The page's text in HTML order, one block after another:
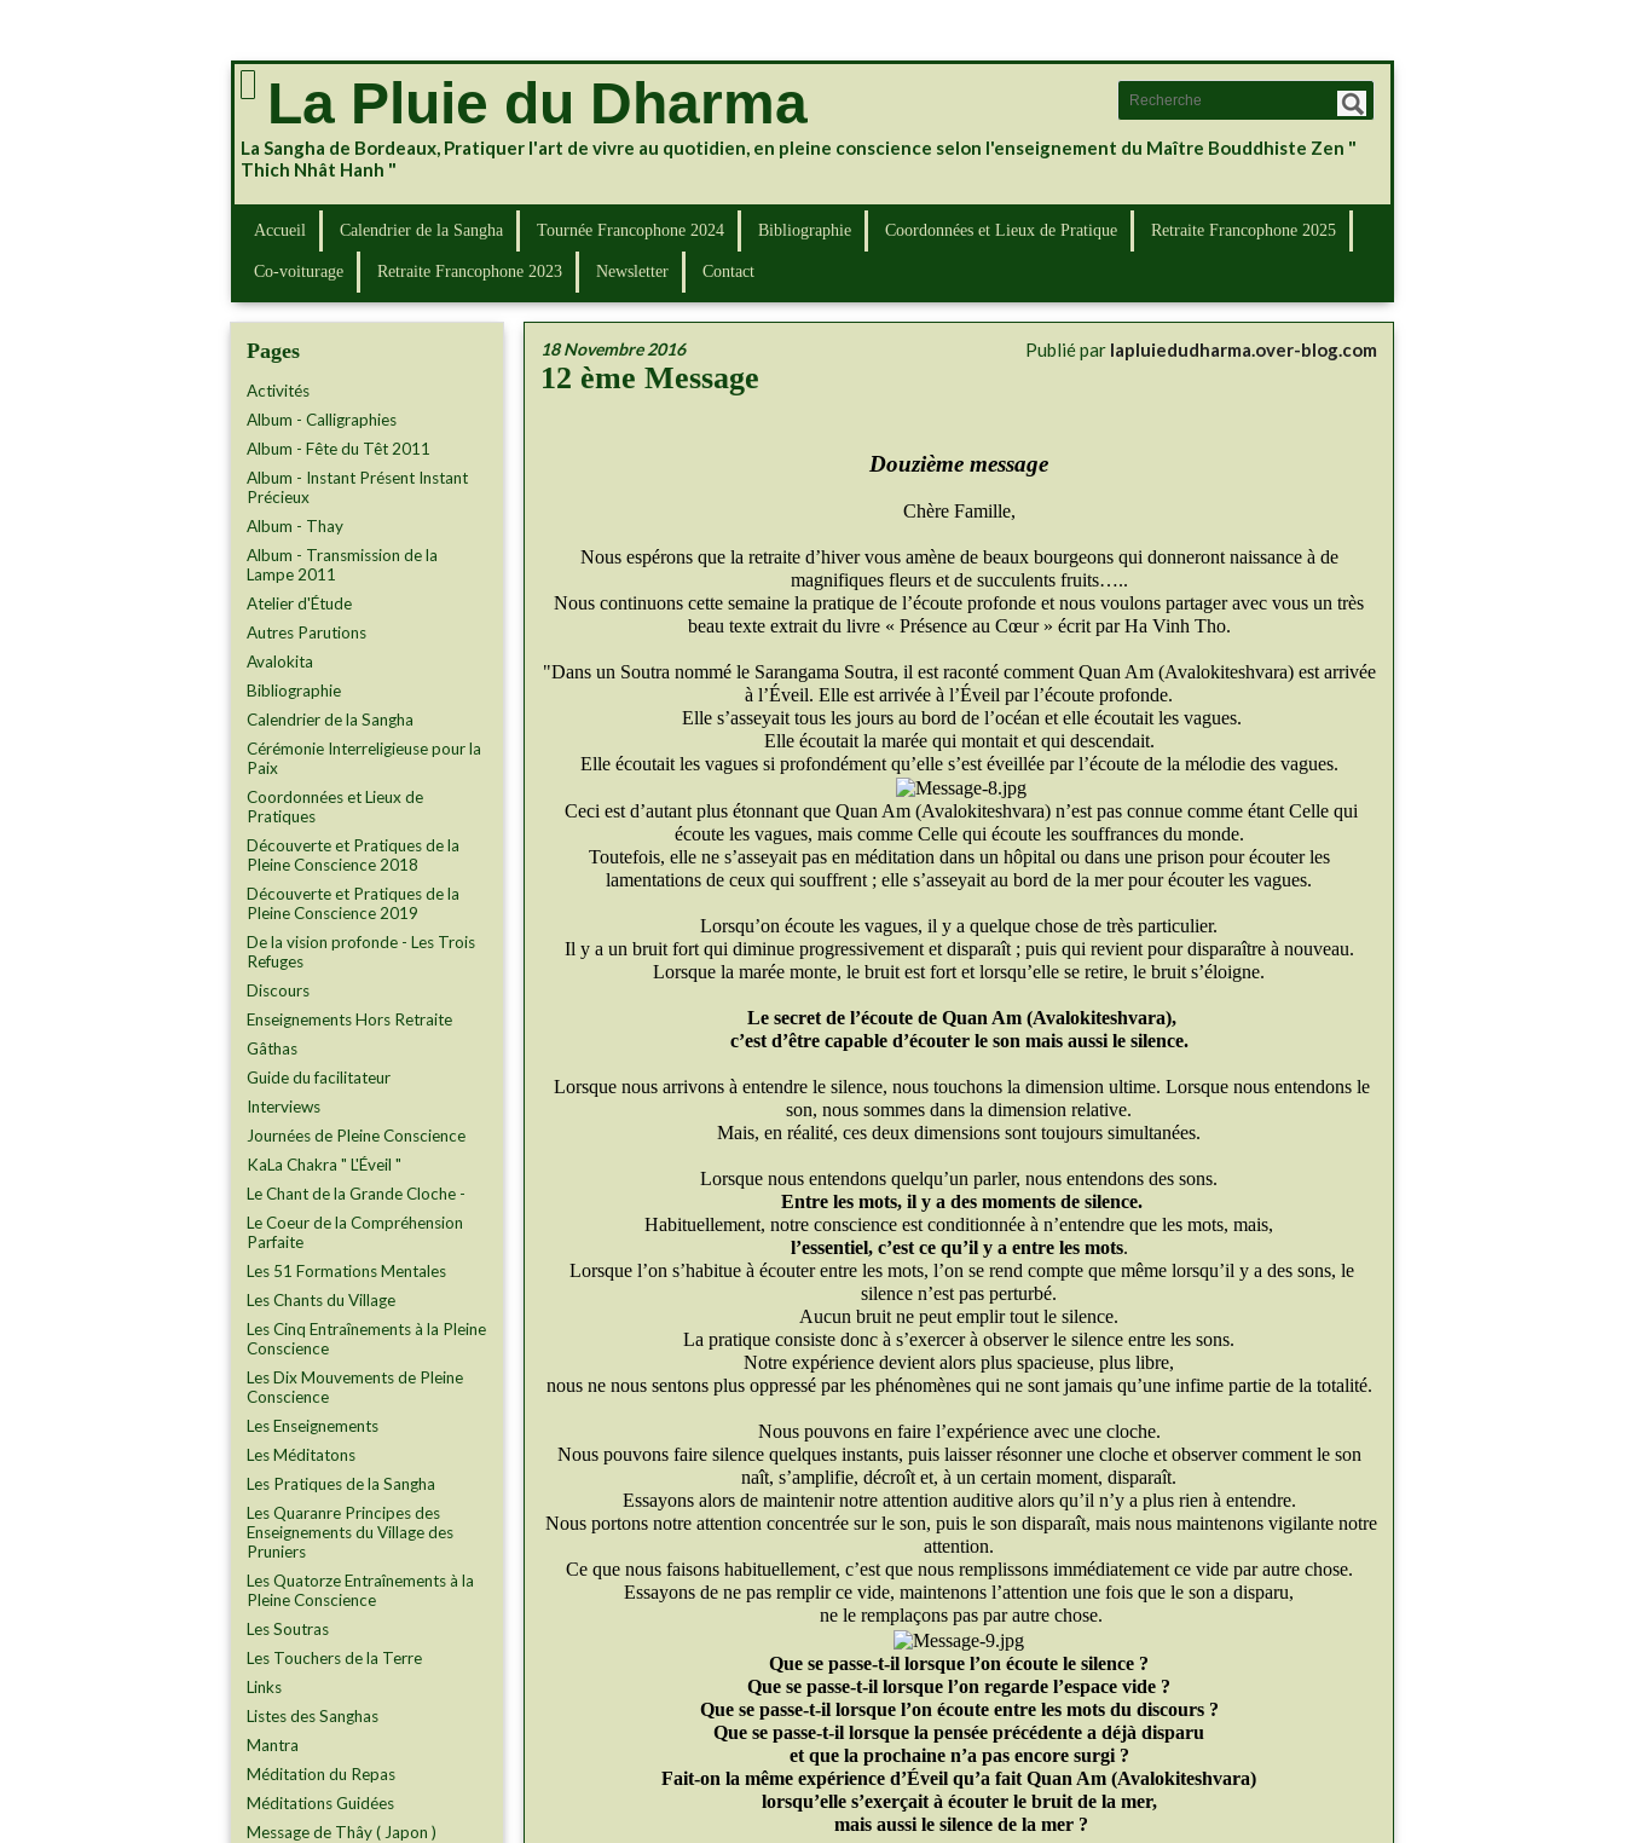
La Pluie du Dharma
La Sangha de Bordeaux, Pratiquer l'art de vivre au quotidien, en pleine conscience selon l'enseignement du Maître Bouddhiste Zen "
Thich Nhât Hanh "
Accueil Calendrier de la Sangha Tournée Francophone 2024 Bibliographie Coordonnées et Lieux de Pratique Retraite Francophone 2025
Co-voiturage Retraite Francophone 2023 Newsletter Contact
Pages
Activités
Album - Calligraphies
Album - Fête du Têt 2011
Album - Instant Présent Instant
Précieux
Album - Thay
Album - Transmission de la
Lampe 2011
Atelier d'Étude
Autres Parutions
Avalokita
Bibliographie
Calendrier de la Sangha
Cérémonie Interreligieuse pour la
Paix
Coordonnées et Lieux de
Pratiques
Découverte et Pratiques de la
Pleine Conscience 2018
Découverte et Pratiques de la
Pleine Conscience 2019
De la vision profonde - Les Trois
Refuges
Discours
Enseignements Hors Retraite
Gâthas
Guide du facilitateur
Interviews
Journées de Pleine Conscience
KaLa Chakra " L'Éveil "
Le Chant de la Grande Cloche -
Le Coeur de la Compréhension
Parfaite
Les 51 Formations Mentales
Les Chants du Village
Les Cinq Entraînements à la Pleine
Conscience
Les Dix Mouvements de Pleine
Conscience
Les Enseignements
Les Méditatons
Les Pratiques de la Sangha
Les Quaranre Principes des
Enseignements du Village des
Pruniers
Les Quatorze Entraînements à la
Pleine Conscience
Les Soutras
Les Touchers de la Terre
Links
Listes des Sanghas
Mantra
Méditation du Repas
Méditations Guidées
Message de Thây ( Japon )
18 Novembre 2016 Publié par lapluiedudharma.over-blog.com
12 ème Message
Douzième message
Chère Famille,
Nous espérons que la retraite d’hiver vous amène de beaux bourgeons qui donneront naissance à de
magnifiques fleurs et de succulents fruits…..
Nous continuons cette semaine la pratique de l’écoute profonde et nous voulons partager avec vous un très
beau texte extrait du livre « Présence au Cœur » écrit par Ha Vinh Tho.
"Dans un Soutra nommé le Sarangama Soutra, il est raconté comment Quan Am (Avalokiteshvara) est arrivée
à l’Éveil. Elle est arrivée à l’Éveil par l’écoute profonde.
Elle s’asseyait tous les jours au bord de l’océan et elle écoutait les vagues.
Elle écoutait la marée qui montait et qui descendait.
Elle écoutait les vagues si profondément qu’elle s’est éveillée par l’écoute de la mélodie des vagues.
Ceci est d’autant plus étonnant que Quan Am (Avalokiteshvara) n’est pas connue comme étant Celle qui
écoute les vagues, mais comme Celle qui écoute les souffrances du monde.
Toutefois, elle ne s’asseyait pas en méditation dans un hôpital ou dans une prison pour écouter les
lamentations de ceux qui souffrent ; elle s’asseyait au bord de la mer pour écouter les vagues.
Lorsqu’on écoute les vagues, il y a quelque chose de très particulier.
Il y a un bruit fort qui diminue progressivement et disparaît ; puis qui revient pour disparaître à nouveau.
Lorsque la marée monte, le bruit est fort et lorsqu’elle se retire, le bruit s’éloigne.
Le secret de l’écoute de Quan Am (Avalokiteshvara),
c’est d’être capable d’écouter le son mais aussi le silence.
Lorsque nous arrivons à entendre le silence, nous touchons la dimension ultime. Lorsque nous entendons le
son, nous sommes dans la dimension relative.
Mais, en réalité, ces deux dimensions sont toujours simultanées.
Lorsque nous entendons quelqu’un parler, nous entendons des sons.
Entre les mots, il y a des moments de silence.
Habituellement, notre conscience est conditionnée à n’entendre que les mots, mais,
l’essentiel, c’est ce qu’il y a entre les mots.
Lorsque l’on s’habitue à écouter entre les mots, l’on se rend compte que même lorsqu’il y a des sons, le
silence n’est pas perturbé.
Aucun bruit ne peut emplir tout le silence.
La pratique consiste donc à s’exercer à observer le silence entre les sons.
Notre expérience devient alors plus spacieuse, plus libre,
nous ne nous sentons plus oppressé par les phénomènes qui ne sont jamais qu’une infime partie de la totalité.
Nous pouvons en faire l’expérience avec une cloche.
Nous pouvons faire silence quelques instants, puis laisser résonner une cloche et observer comment le son
naît, s’amplifie, décroît et, à un certain moment, disparaît.
Essayons alors de maintenir notre attention auditive alors qu’il n’y a plus rien à entendre.
Nous portons notre attention concentrée sur le son, puis le son disparaît, mais nous maintenons vigilante notre
attention.
Ce que nous faisons habituellement, c’est que nous remplissons immédiatement ce vide par autre chose.
Essayons de ne pas remplir ce vide, maintenons l’attention une fois que le son a disparu,
ne le remplaçons pas par autre chose.
Que se passe-t-il lorsque l’on écoute le silence ?
Que se passe-t-il lorsque l’on regarde l’espace vide ?
Que se passe-t-il lorsque l’on écoute entre les mots du discours ?
Que se passe-t-il lorsque la pensée précédente a déjà disparu
et que la prochaine n’a pas encore surgi ?
Fait-on la même expérience d’Éveil qu’a fait Quan Am (Avalokiteshvara)
lorsqu’elle s’exerçait à écouter le bruit de la mer,
mais aussi le silence de la mer ?